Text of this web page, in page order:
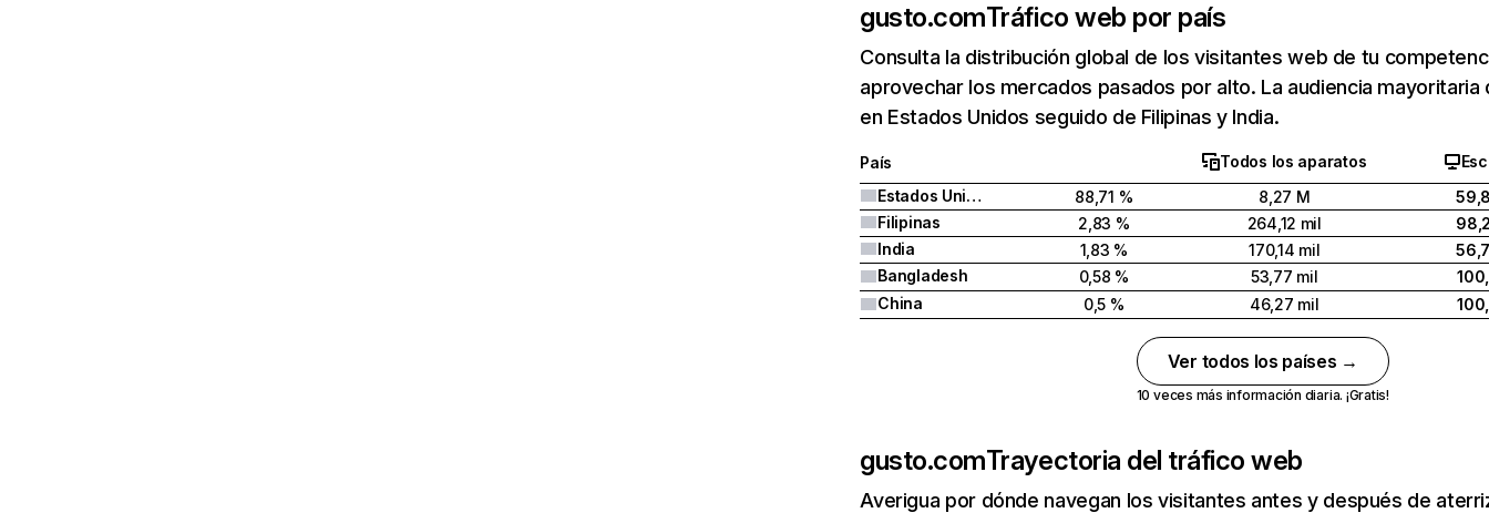
gusto.comTráfico web por país
Consulta la distribución global de los visitantes web de tu
aprovechar los mercados pasados por alto. La audiencia
en Estados Unidos seguido de Filipinas y India.
País Todos los aparatos
Estados Unidos
88,71 % 8,27 M
Filipinas
2,83 % 264,12 mil
India
1,83 % 170,14 mil
Bangladesh
0,58 % 53,77 mil
China
0,5 % 46,27 mil
Ver todos los países →
10 veces más información diaria. ¡Gratis!
gusto.comTrayectoria del tráfico web
Averigua por dónde navegan los visitantes antes y después de